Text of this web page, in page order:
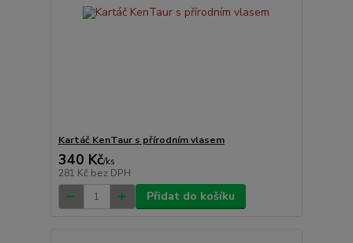
Kartáč KenTaur s přírodním vlasem
340 Kč/ks
281 Kč bez DPH
Přidat do košíku